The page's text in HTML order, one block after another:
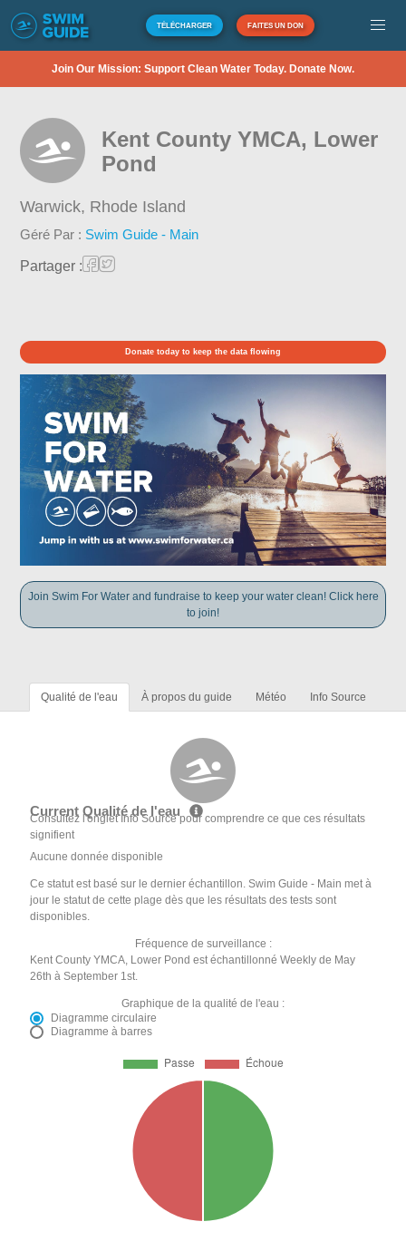
TÉLÉCHARGER FAITES UN DON
Join Our Mission: Support Clean Water Today. Donate Now.
Kent County YMCA, Lower
Pond
Warwick, Rhode Island
Géré Par : Swim Guide - Main
Partager :
Donate today to keep the data flowing
Join Swim For Water and fundraise to keep your water clean! Click here
to join!
Qualité de l'eau À propos du guide Météo Info Source
Current Qualité de l'eau
Consultez l'onglet Info Source pour comprendre ce que ces résultats
signifient
Aucune donnée disponible
Ce statut est basé sur le dernier échantillon. Swim Guide - Main met à
jour le statut de cette plage dès que les résultats des tests sont
disponibles.
Fréquence de surveillance :
Kent County YMCA, Lower Pond est échantillonné Weekly de May
26th à September 1st.
Graphique de la qualité de l'eau :
Diagramme circulaire
Diagramme à barres